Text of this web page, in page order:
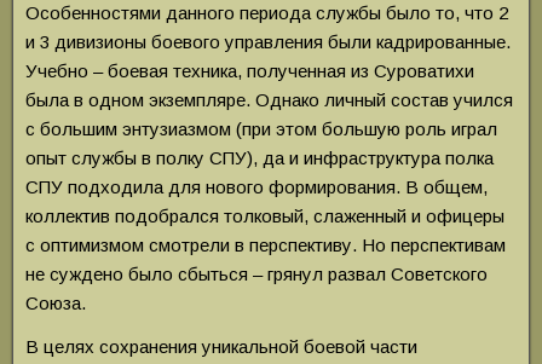
Особенностями данного периода службы было то, что 2
и 3 дивизионы боевого управления были кадрированные.
Учебно – боевая техника, полученная из Суроватихи
была в одном экземпляре. Однако личный состав учился
с большим энтузиазмом (при этом большую роль играл
опыт службы в полку СПУ), да и инфраструктура полка
СПУ подходила для нового формирования. В общем,
коллектив подобрался толковый, слаженный и офицеры
с оптимизмом смотрели в перспективу. Но перспективам
не суждено было сбыться – грянул развал Советского
Союза.
В целях сохранения уникальной боевой части